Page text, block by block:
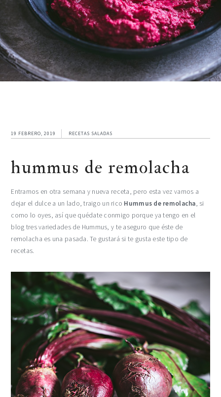
19 FEBRERO, 2019 RECETAS SALADAS
hummus de remolacha
Entramos en otra semana y nueva receta, pero esta vez vamos a
dejar el dulce a un lado, traigo un rico Hummus de remolacha, si
como lo oyes, así que quédate conmigo porque ya tengo en el
blog tres variedades de Hummus, y te aseguro que éste de
remolacha es una pasada. Te gustará si te gusta este tipo de
recetas.